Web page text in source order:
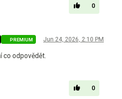
0
PREMIUM Jun 24, 2026, 2:10 PM
co odpovědět.
0